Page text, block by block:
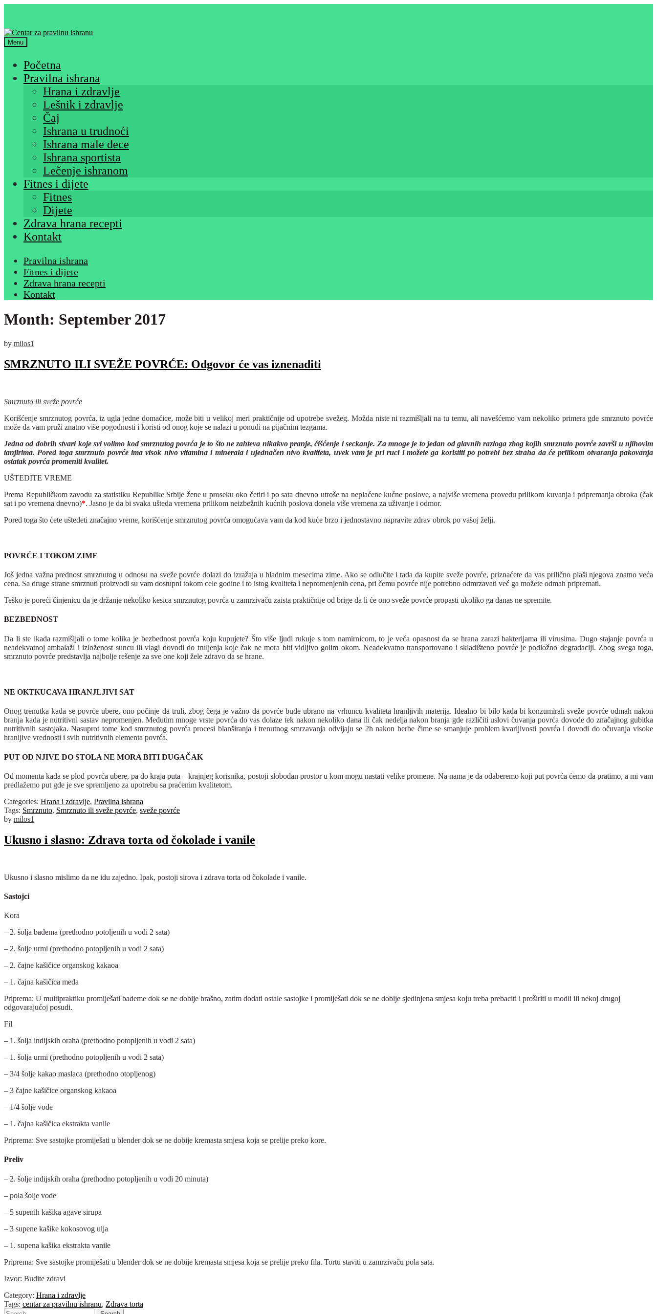
Menu
Početna
Pravilna ishrana
Hrana i zdravlje
Lešnik i zdravlje
Čaj
Ishrana u trudnoći
Ishrana male dece
Ishrana sportista
Lečenje ishranom
Fitnes i dijete
Fitnes
Dijete
Zdrava hrana recepti
Kontakt
Pravilna ishrana
Fitnes i dijete
Zdrava hrana recepti
Kontakt
Month: September 2017
by milos1
SMRZNUTO ILI SVEŽE POVRĆE: Odgovor će vas iznenaditi
Smrznuto ili sveže povrće
Korišćenje smrznutog povrća, iz ugla jedne domaćice, može biti u velikoj meri praktičnije od upotrebe svežeg. Možda niste ni razmišljali na tu temu, ali navešćemo vam nekoliko primera gde smrznuto povrće
može da vam pruži znatno više pogodnosti i koristi od onog koje se nalazi u ponudi na pijačnim tezgama.
Jedna od dobrih stvari koje svi volimo kod smrznutog povrća je to što ne zahteva nikakvo pranje, čišćenje i seckanje. Za mnoge je to jedan od glavnih razloga zbog kojih smrznuto povrće završi u njihovim
tanjirima. Pored toga smrznuto povrće ima visok nivo vitamina i minerala i ujednačen nivo kvaliteta, uvek vam je pri ruci i možete ga koristiti po potrebi bez straha da će prilikom otvaranja pakovanja
ostatak povrća promeniti kvalitet.
UŠTEDITE VREME
Prema Republičkom zavodu za statistiku Republike Srbije žene u proseku oko četiri i po sata dnevno utroše na neplaćene kućne poslove, a najviše vremena provedu prilikom kuvanja i pripremanja obroka (čak
sat i po vremena dnevno)*. Jasno je da bi svaka ušteda vremena prilikom neizbežnih kućnih poslova donela više vremena za uživanje i odmor.
Pored toga što ćete uštedeti značajno vreme, korišćenje smrznutog povrća omogućava vam da kod kuće brzo i jednostavno napravite zdrav obrok po vašoj želji.
POVRĆE I TOKOM ZIME
Još jedna važna prednost smrznutog u odnosu na sveže povrće dolazi do izražaja u hladnim mesecima zime. Ako se odlučite i tada da kupite sveže povrće, priznaćete da vas prilično plaši njegova znatno veća
cena. Sa druge strane smrznuti proizvodi su vam dostupni tokom cele godine i to istog kvaliteta i nepromenjenih cena, pri čemu povrće nije potrebno odmrzavati već ga možete odmah pripremati.
Teško je poreći činjenicu da je držanje nekoliko kesica smrznutog povrća u zamrzivaču zaista praktičnije od brige da li će ono sveže povrće propasti ukoliko ga danas ne spremite.
BEZBEDNOST
Da li ste ikada razmišljali o tome kolika je bezbednost povrća koju kupujete? Što više ljudi rukuje s tom namirnicom, to je veća opasnost da se hrana zarazi bakterijama ili virusima. Dugo stajanje povrća u
neadekvatnoj ambalaži i izloženost suncu ili vlagi dovodi do truljenja koje čak ne mora biti vidljivo golim okom. Neadekvatno transportovano i skladišteno povrće je podložno degradaciji. Zbog svega toga,
smrznuto povrće predstavlja najbolje rešenje za sve one koji žele zdravo da se hrane.
NE OKTKUCAVA HRANJLJIVI SAT
Onog trenutka kada se povrće ubere, ono počinje da truli, zbog čega je važno da povrće bude ubrano na vrhuncu kvaliteta hranljivih materija. Idealno bi bilo kada bi konzumirali sveže povrće odmah nakon
branja kada je nutritivni sastav nepromenjen. Međutim mnoge vrste povrća do vas dolaze tek nakon nekoliko dana ili čak nedelja nakon branja gde različiti uslovi čuvanja povrća dovode do značajnog gubitka
nutritivnih sastojaka. Nasuprot tome kod smrznutog povrća procesi blanširanja i trenutnog smrzavanja odvijaju se 2h nakon berbe čime se smanjuje problem kvarljivosti povrća i dovodi do očuvanja visoke
hranljive vrednosti i svih nutritivnih elementa povrća.
PUT OD NJIVE DO STOLA NE MORA BITI DUGAČAK
Od momenta kada se plod povrća ubere, pa do kraja puta – krajnjeg korisnika, postoji slobodan prostor u kom mogu nastati velike promene. Na nama je da odaberemo koji put povrća ćemo da pratimo, a mi vam
predlažemo put gde je sve spremljeno za upotrebu sa praćenim kvalitetom.
Categories: Hrana i zdravlje, Pravilna ishrana
Tags: Smrznuto, Smrznuto ili sveže povrće, sveže povrće
by milos1
Ukusno i slasno: Zdrava torta od čokolade i vanile
Ukusno i slasno mislimo da ne idu zajedno. Ipak, postoji sirova i zdrava torta od čokolade i vanile.
Sastojci
Kora
– 2. šolja badema (prethodno potoljenih u vodi 2 sata)
– 2. šolje urmi (prethodno potopljenih u vodi 2 sata)
– 2. čajne kašičice organskog kakaoa
– 1. čajna kašičica meda
Priprema: U multipraktiku promiješati bademe dok se ne dobije brašno, zatim dodati ostale sastojke i promiješati dok se ne dobije sjedinjena smjesa koju treba prebaciti i proširiti u modli ili nekoj drugoj
odgovarajućoj posudi.
Fil
– 1. šolja indijskih oraha (prethodno potopljenih u vodi 2 sata)
– 1. šolja urmi (prethodno potopljenih u vodi 2 sata)
– 3/4 šolje kakao maslaca (prethodno otopljenog)
– 3 čajne kašičice organskog kakaoa
– 1/4 šolje vode
– 1. čajna kašičica ekstrakta vanile
Priprema: Sve sastojke promiješati u blender dok se ne dobije kremasta smjesa koja se prelije preko kore.
Preliv
– 2. šolje indijskih oraha (prethodno potopljenih u vodi 20 minuta)
– pola šolje vode
– 5 supenih kašika agave sirupa
– 3 supene kašike kokosovog ulja
– 1. supena kašika ekstrakta vanile
Priprema: Sve sastojke promiješati u blender dok se ne dobije kremasta smjesa koja se prelije preko fila. Tortu staviti u zamrzivaču pola sata.
Izvor: Budite zdravi
Category: Hrana i zdravlje
Tags: centar za pravilnu ishranu, Zdrava torta
Search